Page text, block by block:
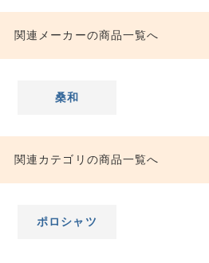
関連メーカーの商品一覧へ
桑和
関連カテゴリの商品一覧へ
ポロシャツ